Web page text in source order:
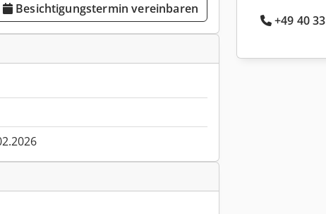
Besichtigungstermin vereinbaren
+49 40